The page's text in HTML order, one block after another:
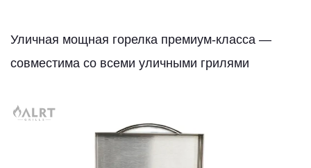
Уличная мощная горелка премиум-класса —
совместима со всеми уличными грилями